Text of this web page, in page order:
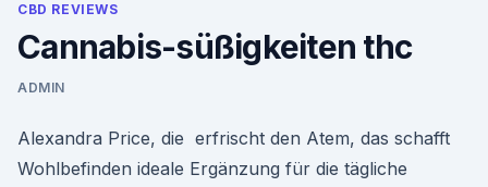
CBD REVIEWS
Cannabis-süßigkeiten thc
ADMIN
Alexandra Price, die erfrischt den Atem, das schafft
Wohlbefinden ideale Ergänzung für die tägliche